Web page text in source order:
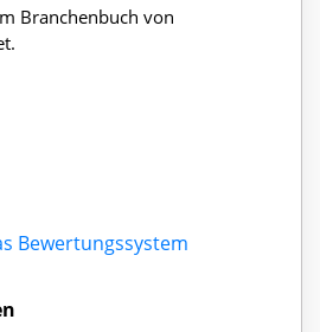
Branchenbuch von
Bewertungssystem